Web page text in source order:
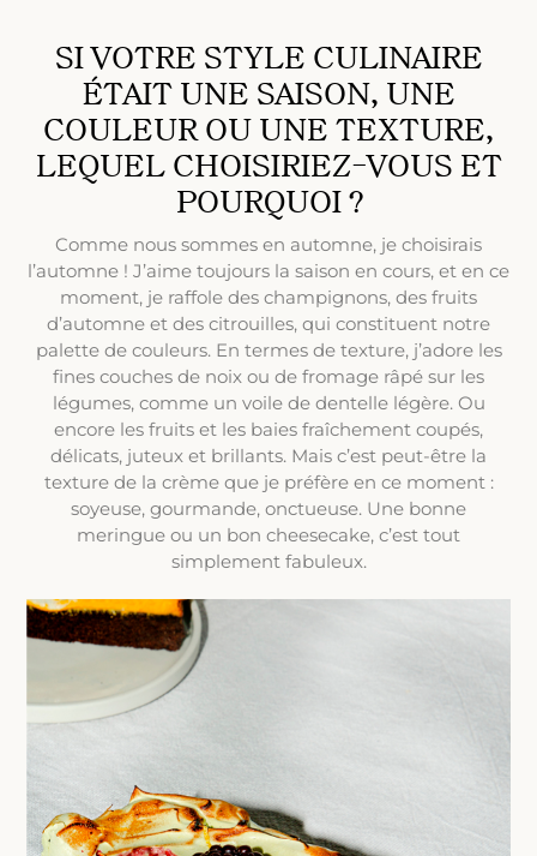
SI VOTRE STYLE CULINAIRE
ÉTAIT UNE SAISON, UNE
COULEUR OU UNE TEXTURE,
LEQUEL CHOISIRIEZ-VOUS ET
POURQUOI ?
Comme nous sommes en automne, je choisirais
l’automne ! J’aime toujours la saison en cours, et en ce
moment, je raffole des champignons, des fruits
d’automne et des citrouilles, qui constituent notre
palette de couleurs. En termes de texture, j’adore les
fines couches de noix ou de fromage râpé sur les
légumes, comme un voile de dentelle légère. Ou
encore les fruits et les baies fraîchement coupés,
délicats, juteux et brillants. Mais c’est peut-être la
texture de la crème que je préfère en ce moment :
soyeuse, gourmande, onctueuse. Une bonne
meringue ou un bon cheesecake, c’est tout
simplement fabuleux.